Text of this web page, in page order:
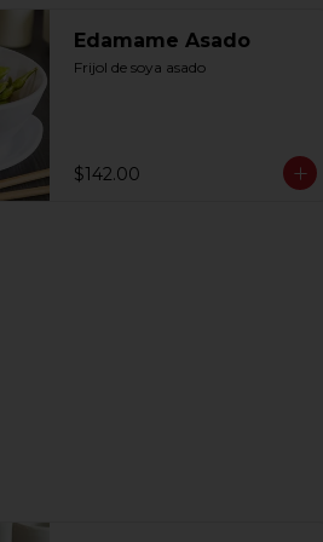
Edamame Asado
Frijol de soya asado
$142.00